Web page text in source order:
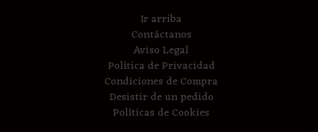
Ir arriba
Contáctanos
Aviso Legal
Política de Privacidad
Condiciones de Compra
Desistir de un pedido
Políticas de Cookies